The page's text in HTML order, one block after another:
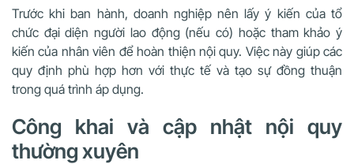
Trước khi ban hành, doanh nghiệp nên lấy ý kiến của tổ
chức đại diện người lao động (nếu có) hoặc tham khảo ý
kiến của nhân viên để hoàn thiện nội quy. Việc này giúp các
quy định phù hợp hơn với thực tế và tạo sự đồng thuận
trong quá trình áp dụng.
Công khai và cập nhật nội quy
thường xuyên